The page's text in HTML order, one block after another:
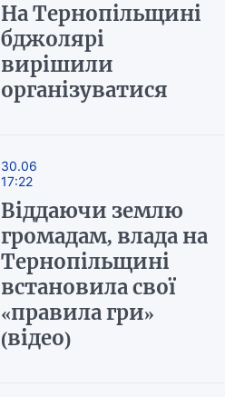
На Тернопільщині
бджолярі
вирішили
організуватися
30.06
17:22
Віддаючи землю
громадам, влада на
Тернопільщині
встановила свої
«правила гри»
(відео)